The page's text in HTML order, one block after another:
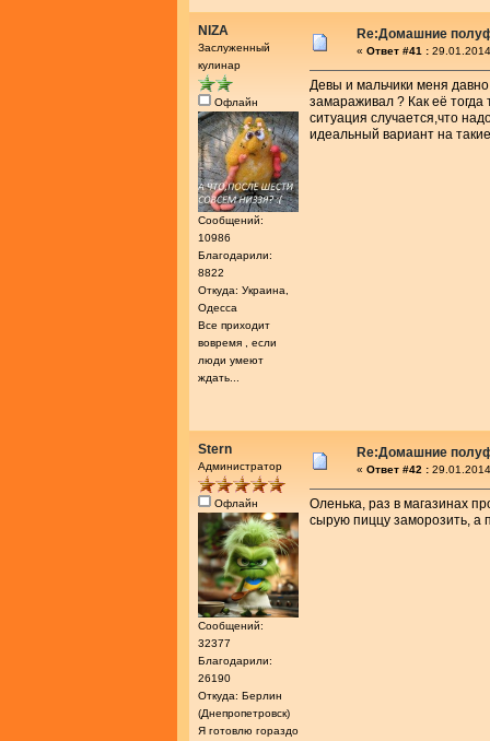
NIZA
Заслуженный
кулинар
Офлайн
Сообщений:
10986
Благодарили:
8822
Откуда: Украина,
Одесса
Все приходит
вовремя , если
люди умеют
ждать...
Re:Домашние
« Ответ #41 :
Девы и мальчики меня
замараживал ? Как её тогда
ситуация случается,что
идеальный вариант на
Stern
Администратор
Офлайн
Сообщений:
32377
Благодарили:
26190
Откуда: Берлин
(Днепропетровск)
Я готовлю гораздо
Re:Домашние
« Ответ #42 :
Оленька, раз в магазинах
сырую пиццу заморозить, а